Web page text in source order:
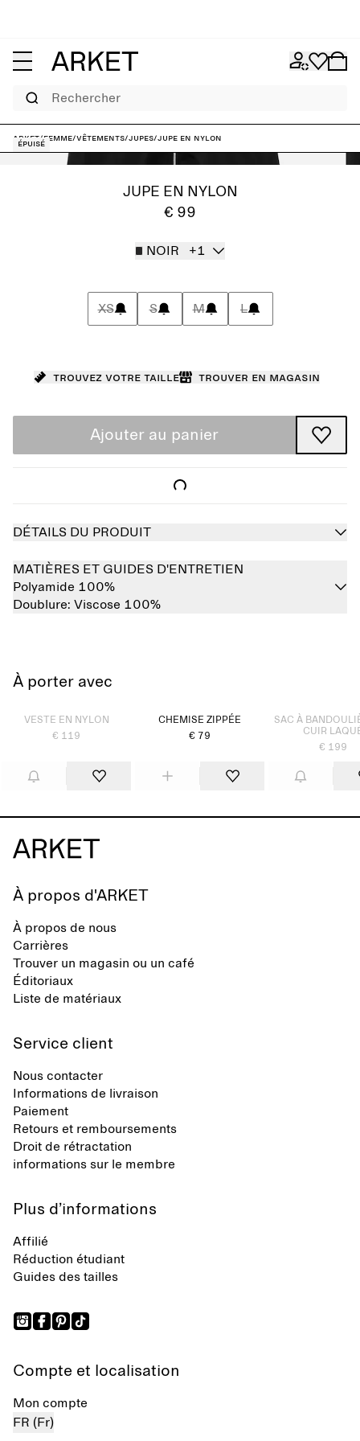
Rechercher
ARKET/Femme/Vêtements/Jupes/Jupe en nylon
Épuisé
JUPE EN NYLON
€ 99
NOIR +1
XS S M L
Trouvez votre taille Trouver en magasin
Ajouter au panier
DÉTAILS DU PRODUIT
MATIÈRES ET GUIDES D'ENTRETIEN
Polyamide 100%
Doublure: Viscose 100%
À porter avec
Épuisé
VESTE EN NYLON
€ 119
CHEMISE ZIPPÉE
€ 79
SAC À
CUIR
€ 199
À propos d'ARKET
À propos de nous
Carrières
Trouver un magasin ou un café
Éditoriaux
Liste de matériaux
Service client
Nous contacter
Informations de livraison
Paiement
Retours et remboursements
Droit de rétractation
informations sur le membre
Plus d’informations
Affilié
Réduction étudiant
Guides des tailles
Compte et localisation
Mon compte
FR (Fr)